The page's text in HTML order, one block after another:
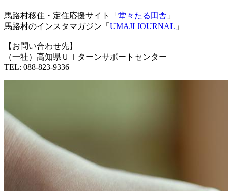
馬路村移住・定住応援サイト「 堂々たる田舎 」
馬路村のインスタマガジン「 UMAJI JOURNAL 」
【お問い合わせ先】
（一社）高知県ＵＩターンサポートセンター
TEL: 088-823-9336